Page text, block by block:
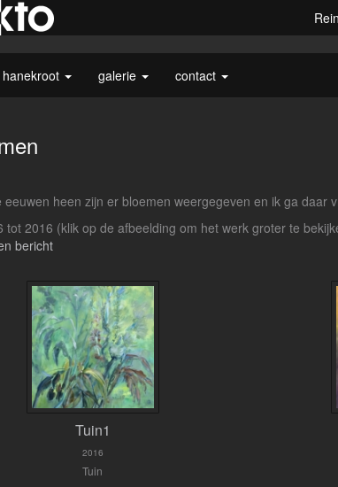
galerie contact
eeuwen heen zijn er bloemen weergegeven en ik ga daar
tot 2016 (klik op de afbeelding om het werk groter te
bericht
Tuin1
2016
Tuin